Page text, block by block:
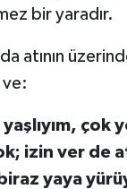
bir yaradır.
atının
ve:
çok
izin ver de
yaya